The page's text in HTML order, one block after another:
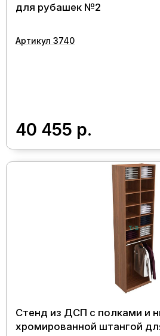
для рубашек №2
Артикул 3740
40 455 р.
Стенд из ДСП с полками и
хромированной штангой